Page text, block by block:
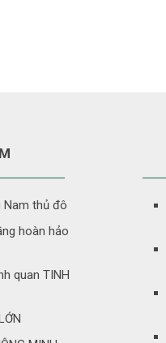
Nam thủ đô
hoàn hảo
quan TINH